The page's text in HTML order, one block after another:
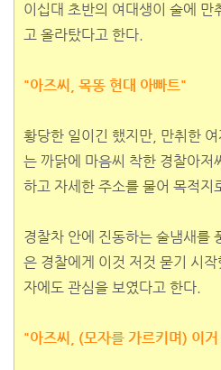
이십대 초반의 여대생이 술에 만
고 올라탔다고 한다.
"아즈씨, 목똥 현대 아빠트"
황당한 일이긴 했지만, 만취한
는 까닭에 마음씨 착한 경찰아저
하고 자세한 주소를 물어 목적지
경찰차 안에 진동하는 술냄새를
은 경찰에게 이것 저것 묻기 시
자에도 관심을 보였다고 한다.
"아즈씨, (모자를 가르키며) 이